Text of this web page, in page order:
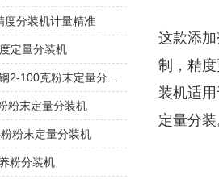
这款添
制，精
装机适
定量分
度分装机计量精准
定量分装机
粉末定量分装机
粉末定量分装机
粉分装机